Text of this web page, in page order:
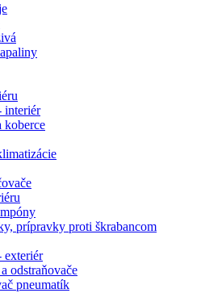
interiér
koberce
prípravky proti škrabancom
exteriér
odstraňovače
pneumatík